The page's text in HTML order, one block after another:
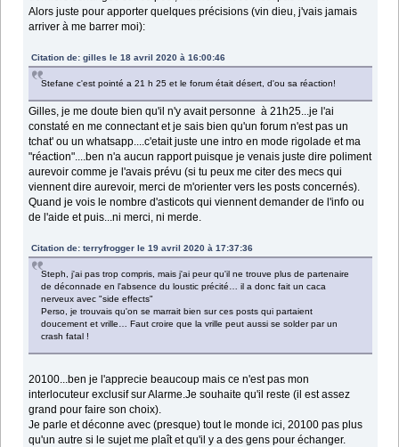
Alors juste pour apporter quelques précisions (vin dieu, j'vais jamais
arriver à me barrer moi):
Citation de: gilles le 18 avril 2020 à 16:00:46
Stefane c'est pointé a 21 h 25 et le forum était désert, d'ou sa réaction!
Gilles, je me doute bien qu'il n'y avait personne à 21h25...je l'ai
constaté en me connectant et je sais bien qu'un forum n'est pas un
tchat' ou un whatsapp....c'etait juste une intro en mode rigolade et ma
"réaction"....ben n'a aucun rapport puisque je venais juste dire poliment
aurevoir comme je l'avais prévu (si tu peux me citer des mecs qui
viennent dire aurevoir, merci de m'orienter vers les posts concernés).
Quand je vois le nombre d'asticots qui viennent demander de l'info ou
de l'aide et puis...ni merci, ni merde.
Citation de: terryfrogger le 19 avril 2020 à 17:37:36
Steph, j'ai pas trop compris, mais j'ai peur qu'il ne trouve plus de partenaire
de déconnade en l'absence du loustic précité… il a donc fait un caca
nerveux avec "side effects"
Perso, je trouvais qu'on se marrait bien sur ces posts qui partaient
doucement et vrille… Faut croire que la vrille peut aussi se solder par un
crash fatal !
20100...ben je l'apprecie beaucoup mais ce n'est pas mon
interlocuteur exclusif sur Alarme.Je souhaite qu'il reste (il est assez
grand pour faire son choix).
Je parle et déconne avec (presque) tout le monde ici, 20100 pas plus
qu'un autre si le sujet me plaît et qu'il y a des gens pour échanger.